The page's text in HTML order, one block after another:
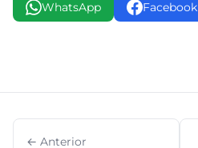
WhatsApp Facebook
← Anterior